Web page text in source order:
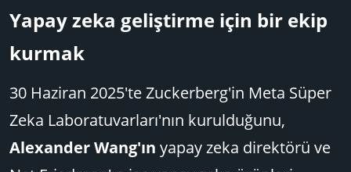
Yapay zeka geliştirme için bir ekip
kurmak​
30 Haziran 2025'te Zuckerberg'in Meta Süper
Zeka Laboratuvarları'nın kurulduğunu,
Alexander Wang'ın yapay zeka direktörü ve